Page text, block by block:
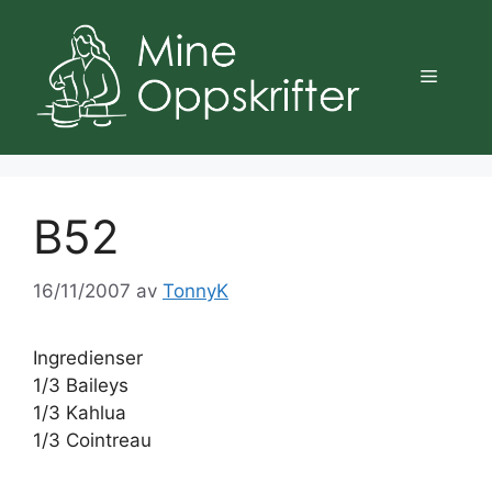
innhold
Meny
B52
16/11/2007 av TonnyK
Ingredienser
1/3 Baileys
1/3 Kahlua
1/3 Cointreau